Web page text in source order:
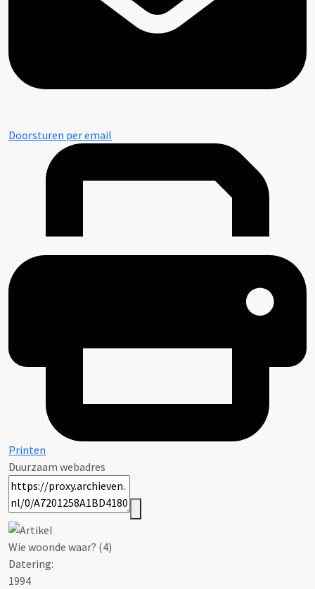
Doorsturen per email
Printen
Duurzaam webadres
Wie woonde waar? (4)
Datering:
1994